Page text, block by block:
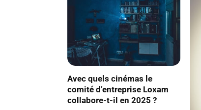
Avec quels cinémas le
comité d’entreprise Loxam
collabore-t-il en 2025 ?